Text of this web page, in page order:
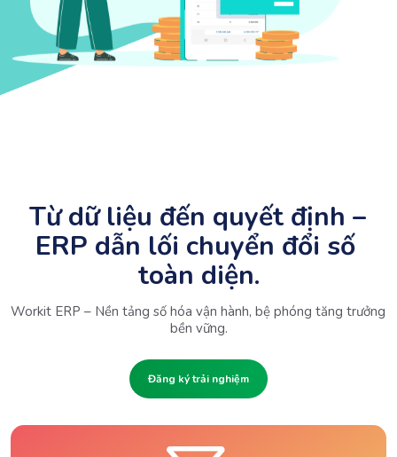
Từ dữ liệu đến quyết định –
ERP dẫn lối chuyển đổi số
toàn diện.
Workit ERP – Nền tảng số hóa vận hành, bệ phóng tăng trưởng
bền vững.
Đăng ký trải nghiệm